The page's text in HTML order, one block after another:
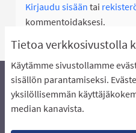
Tietoa verkkosivustolla
Käytämme sivustollamme
sisällön parantamiseksi.
yksilöllisemmän
median kanavista.
Kirjaudu sisään tai
kommentoidaksesi.
Äänestyksen pikaohjeet
Näin äänestät